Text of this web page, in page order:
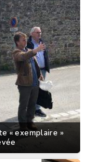
« exemplaire »